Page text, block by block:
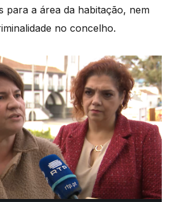
para a área da habitação, nem
no concelho.